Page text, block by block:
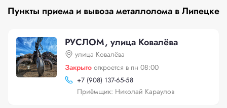
Пункты приема и вывоза металлолома в Липецке
РУСЛОМ, улица Ковалёва
улица Ковалёва
Закрыто откроется в пн 08:00
+7 (908) 137-65-58
Приёмщик: Николай Караулов